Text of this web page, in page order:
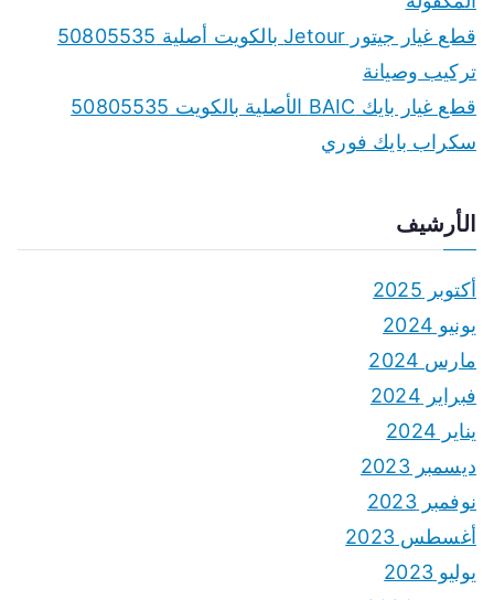
قطع غيار جيتور Jetour بالكويت أصلية 50805535
تركيب وصيانة
قطع غيار بايك BAIC الأصلية بالكويت 50805535
سكراب بايك فوري
الأرشيف
أكتوبر 2025
يونيو 2024
مارس 2024
فبراير 2024
يناير 2024
ديسمبر 2023
نوفمبر 2023
أغسطس 2023
يوليو 2023